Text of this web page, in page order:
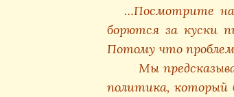
…Посмотрите на
борются за куски
Потому что
Мы
политика, который